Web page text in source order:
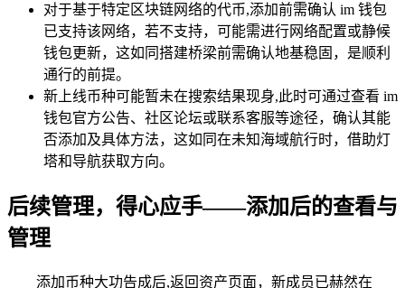
对于基于特定区块链网络的代币,添加前需确认 im 钱包
已支持该网络，若不支持，可能需进行网络配置或静候
钱包更新，这如同搭建桥梁前需确认地基稳固，是顺利
通行的前提。
新上线币种可能暂未在搜索结果现身,此时可通过查看 im
钱包官方公告、社区论坛或联系客服等途径，确认其能
否添加及具体方法，这如同在未知海域航行时，借助灯
塔和导航获取方向。
后续管理，得心应手——添加后的查看与
管理
添加币种大功告成后,返回资产页面，新成员已赫然在